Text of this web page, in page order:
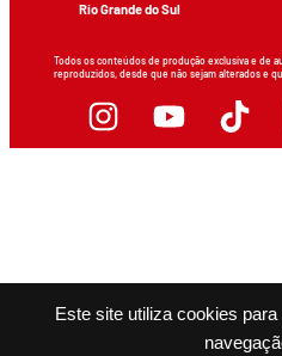
Este site utiliza cookies
Rio Grande do Sul
Todos os conteúdos de produção exclusiva e de
reproduzidos, desde que não sejam alterados e